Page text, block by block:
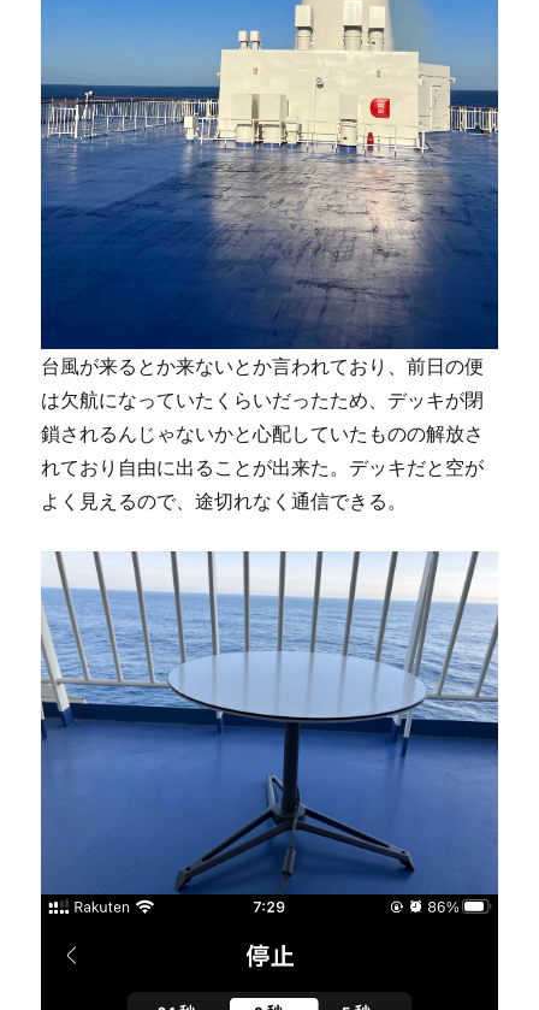
台風が来るとか来ないとか言われており、前日の便
は欠航になっていたくらいだったため、デッキが閉
鎖されるんじゃないかと心配していたものの解放さ
れており自由に出ることが出来た。デッキだと空が
よく見えるので、途切れなく通信できる。